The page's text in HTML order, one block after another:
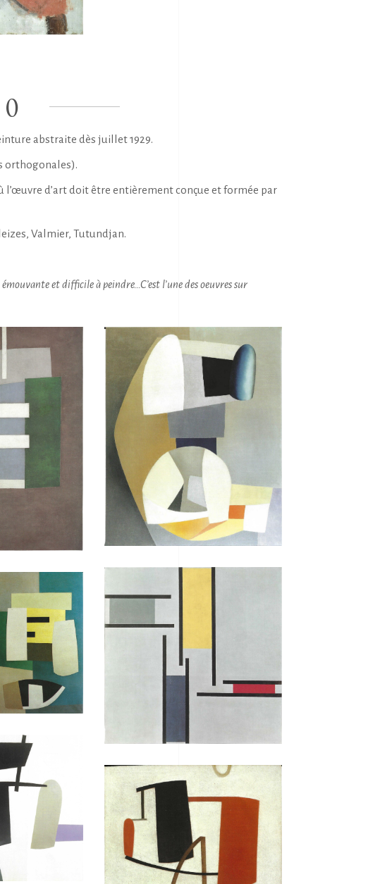
abstraite dès juillet 1929.
orthogonales).
d’art doit être entièrement conçue et formée par
Valmier, Tutundjan.
et difficile à peindre…C’est l’une des oeuvres sur